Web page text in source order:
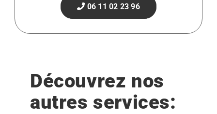
06 11 02 23 96
Découvrez nos
autres services: